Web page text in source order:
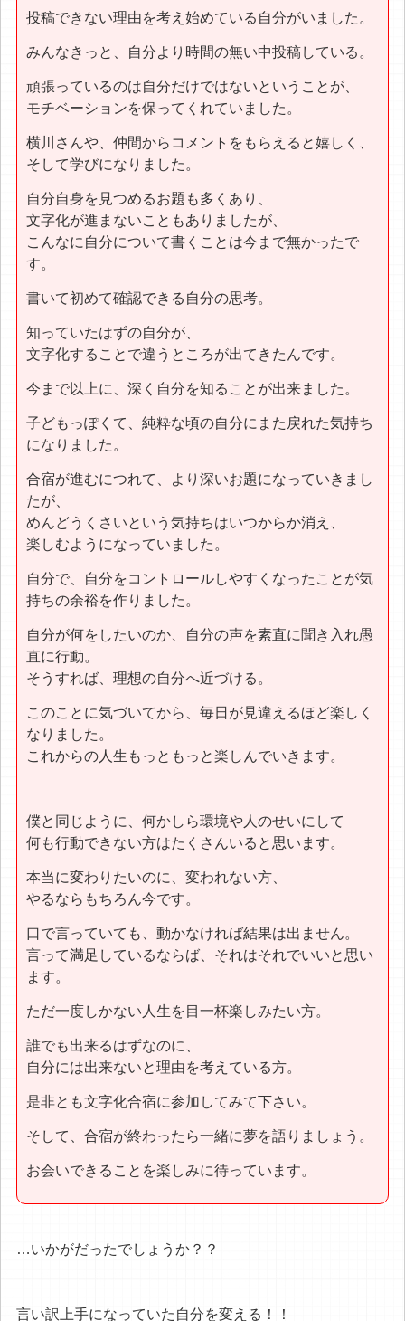
投稿できない理由を考え始めている自分がいました。
みんなきっと、自分より時間の無い中投稿している。
頑張っているのは自分だけではないということが、
モチベーションを保ってくれていました。
横川さんや、仲間からコメントをもらえると嬉しく、
そして学びになりました。
自分自身を見つめるお題も多くあり、
文字化が進まないこともありましたが、
こんなに自分について書くことは今まで無かったで
す。
書いて初めて確認できる自分の思考。
知っていたはずの自分が、
文字化することで違うところが出てきたんです。
今まで以上に、深く自分を知ることが出来ました。
子どもっぽくて、純粋な頃の自分にまた戻れた気持ち
になりました。
合宿が進むにつれて、より深いお題になっていきまし
たが、
めんどうくさいという気持ちはいつからか消え、
楽しむようになっていました。
自分で、自分をコントロールしやすくなったことが気
持ちの余裕を作りました。
自分が何をしたいのか、自分の声を素直に聞き入れ愚
直に行動。
そうすれば、理想の自分へ近づける。
このことに気づいてから、毎日が見違えるほど楽しく
なりました。
これからの人生もっともっと楽しんでいきます。
僕と同じように、何かしら環境や人のせいにして
何も行動できない方はたくさんいると思います。
本当に変わりたいのに、変われない方、
やるならもちろん今です。
口で言っていても、動かなければ結果は出ません。
言って満足しているならば、それはそれでいいと思い
ます。
ただ一度しかない人生を目一杯楽しみたい方。
誰でも出来るはずなのに、
自分には出来ないと理由を考えている方。
是非とも文字化合宿に参加してみて下さい。
そして、合宿が終わったら一緒に夢を語りましょう。
お会いできることを楽しみに待っています。
…いかがだったでしょうか？？
言い訳上手になっていた自分を変える！！